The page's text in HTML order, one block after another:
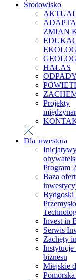
Środowisko
ZMIAN
HAŁAS
ODPADY
Projekty
Dla inwestora
Inicjatywy
Program
Baza ofert
Bydgoski
Invest in
Serwis
Zachęty
Instytucje
biznesu
Miejskie